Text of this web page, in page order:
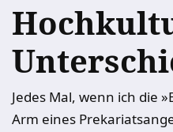
Jedes Mal, wenn ich die
Arm eines